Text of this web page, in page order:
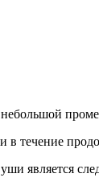
течение
является